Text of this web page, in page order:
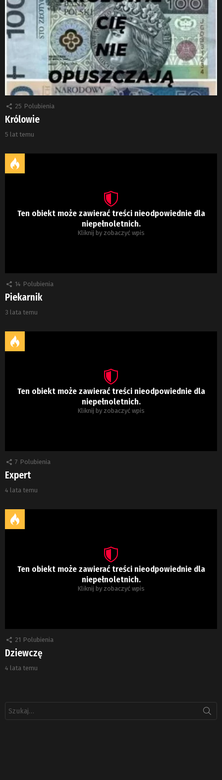
25 Polubienia
Królowie
5 lat temu
Ten obiekt może zawierać treści nieodpowiednie dla
niepełnoletnich.
Kliknij by zobaczyć wpis
14 Polubienia
Piekarnik
3 lata temu
Ten obiekt może zawierać treści nieodpowiednie dla
niepełnoletnich.
Kliknij by zobaczyć wpis
7 Polubienia
Expert
4 lata temu
Ten obiekt może zawierać treści nieodpowiednie dla
niepełnoletnich.
Kliknij by zobaczyć wpis
21 Polubienia
Dziewczę
4 lata temu